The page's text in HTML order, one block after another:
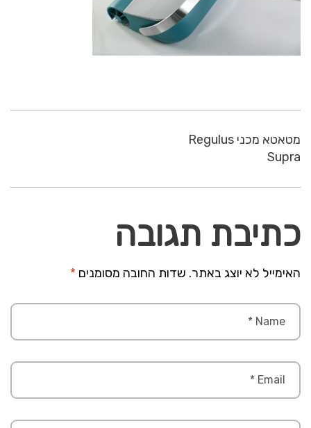
מטאטא מכני Regulus
Supra
כתיבת תגובה
האימייל לא יוצג באתר. שדות החובה מסומנים *